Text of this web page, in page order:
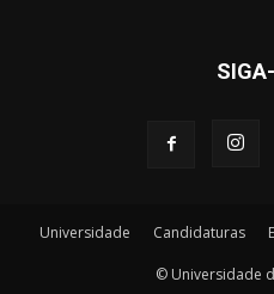
Universidade Candidaturas
© Universidade